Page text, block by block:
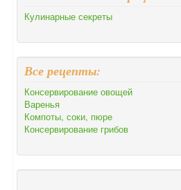
Кулинарные секреты
Все рецепты:
Консервирование овощей
Варенья
Компоты, соки, пюре
Консервирование грибов